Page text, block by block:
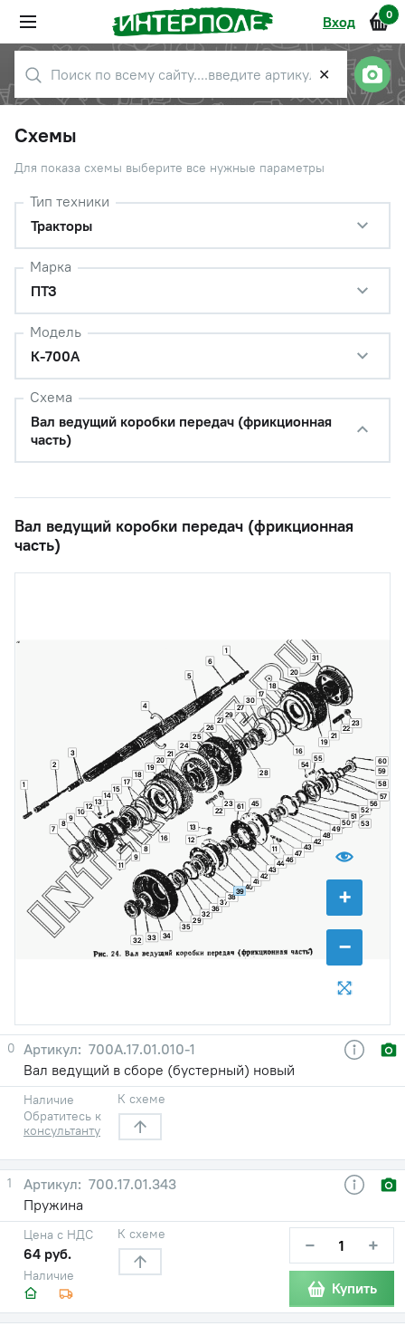
Вход 0
✕
Схемы
Для показа схемы выберите все нужные параметры
Тип техники
Тракторы
Марка
ПТЗ
Модель
К-700А
Схема
Вал ведущий коробки передач (фрикционная
часть)
Вал ведущий коробки передач (фрикционная
часть)
+
−
1
1
2
3
4
5
6
7
8
8
9
9
10
11
11
12
12
13
13
14
15
16
16
17
17
18
18
19
19
20
20
21
21
22
22
23
23
24
25
26
27
27
28
29
29
30
31
32
32
33 34
35
36
37
38
3940
41
42
42
43
43
44
45
46
47
48
49
50
51
52
53
54
55
56
57
58
59
60
61
0
700А.17.01.010-1
Вал ведущий в сборе (бустерный) новый
Наличие
Обратитесь к
консультанту
К схеме
1
700.17.01.343
Пружина
Наличие
Цена с НДС
64 руб.
К схеме − +
Купить